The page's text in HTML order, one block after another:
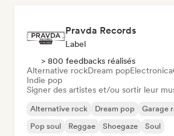
Pravda Records
Label
> 800 feedbacks réalisés
Alternative rockDream popElectronica
Indie pop
Signer des artistes et/ou sortir leur
Alternative rock Dream pop Garage
Pop soul
Reggae Shoegaze Soul